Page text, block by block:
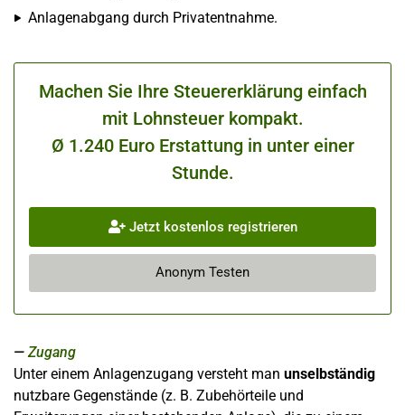
Anlagenabgang durch Privatentnahme.
Machen Sie Ihre Steuererklärung einfach
mit Lohnsteuer kompakt.
Ø 1.240 Euro Erstattung in unter einer
Stunde.
Jetzt kostenlos registrieren
Anonym Testen
Zugang
Unter einem Anlagenzugang versteht man unselbständig
nutzbare Gegenstände (z. B. Zubehörteile und